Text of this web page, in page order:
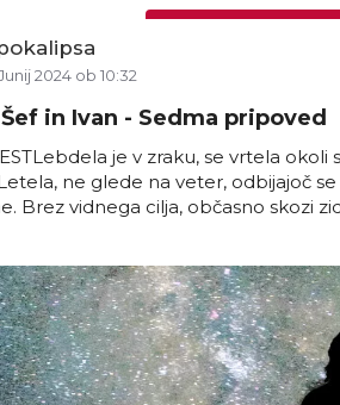
2024 ob 10:32
in Ivan - Sedma pripoved
je v zraku, se vrtela
ne glede na veter, odbijajoč
Brez vidnega cilja, občasno skozi